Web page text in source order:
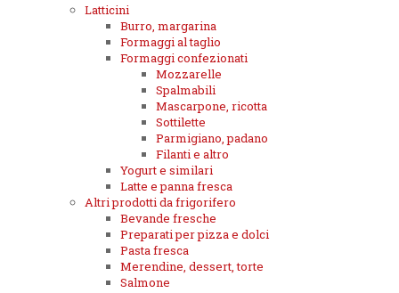
Latticini
Burro, margarina
Formaggi al taglio
Formaggi confezionati
Mozzarelle
Spalmabili
Mascarpone, ricotta
Sottilette
Parmigiano, padano
Filanti e altro
Yogurt e similari
Latte e panna fresca
Altri prodotti da frigorifero
Bevande fresche
Preparati per pizza e dolci
Pasta fresca
Merendine, dessert, torte
Salmone